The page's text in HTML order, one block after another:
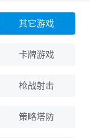
其它游戏
卡牌游戏
枪战射击
策略塔防